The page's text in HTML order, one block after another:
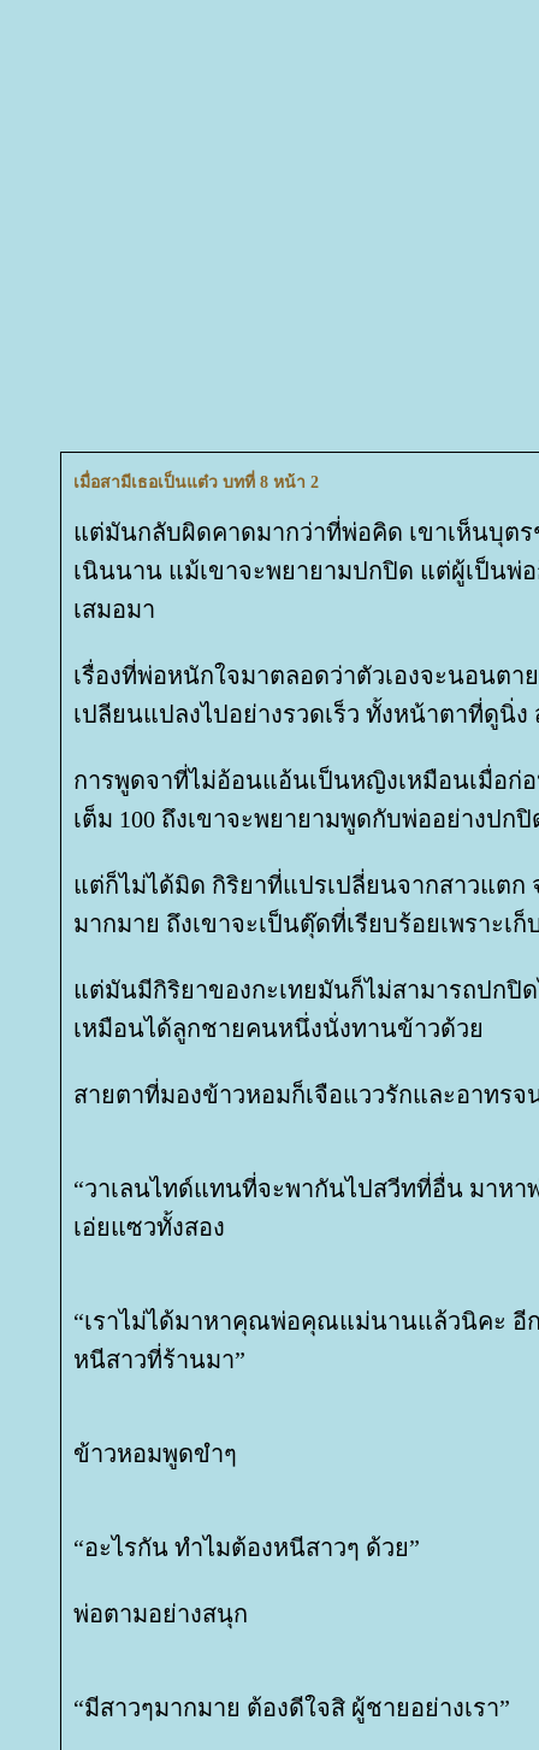
เมื่อสามีเธอเป็นแต๋ว บทที่ 8 หน้า 2
ต่มันกลับผิดคาดมากว่าที่พ่อคิด เขาเห็นบุต
เนินนาน แม้เขาจะพยายามปกปิด แต่ผู้เป็นพ่
เสมอมา
เรื่องที่พ่อหนักใจมาตลอดว่าตัวเองจะนอนต
เปลียนแปลงไปอย่างรวดเร็ว ทั้งหน้าตาที่ดูนิ่ง
การพูดจาที่ไม่อ้อนแอ้นเป็นหญิงเหมือนเมื่อก่
เต็ม 100 ถึงเขาจะพยายามพูดกับพ่ออย่างปกปิ
ต่ก็ไม่ได้มิด กิริยาที่แปรเปลี่ยนจากสาวแตก
มากมาย ถึงเขาจะเป็นตุ๊ดที่เรียบร้อยเพราะเก็
ต่มันมีกิริยาของกะเทยมันก็ไม่สามารถปกปิ
เหมือนได้ลูกชายคนหนึ่งนั่งทานข้าวด้ว
สายตาที่มองข้าวหอมก็เจือแววรักและอาทรจ
“วาเลนไทด์แทนที่จะพากันไปสวีทที่อื่น มาห
เอ่ยแซวทั้งสอง
“เราไม่ได้มาหาคุณพ่อคุณแม่นานแล้วนิคะ อี
หนีสาวที่ร้านมา”
ข้าวหอมพูดขำๆ
“อะไรกัน ทำไมต้องหนีสาวๆ ด้วย”
พ่อตามอย่างสนุก
“มีสาวๆมากมาย ต้องดีใจสิ ผู้ชายอย่างเรา”